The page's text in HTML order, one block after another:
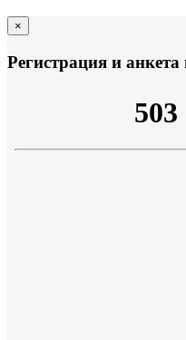
×
Регистрация и